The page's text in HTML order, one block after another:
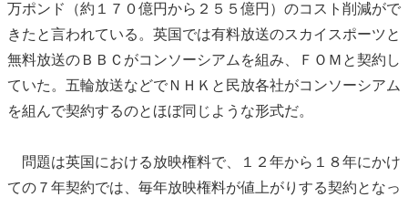
万ポンド（約１７０億円から２５５億円）のコスト削減がで
きたと言われている。英国では有料放送のスカイスポーツと
無料放送のＢＢＣがコンソーシアムを組み、ＦＯＭと契約し
ていた。五輪放送などでＮＨＫと民放各社がコンソーシアム
を組んで契約するのとほぼ同じような形式だ。
問題は英国における放映権料で、１２年から１８年にかけ
ての７年契約では、毎年放映権料が値上がりする契約となっ